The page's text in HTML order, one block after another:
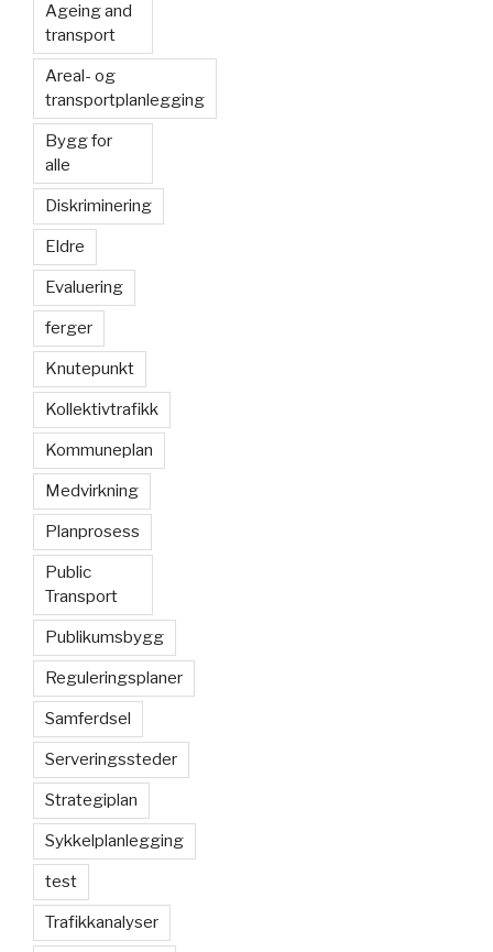
Ageing and
transport
Areal- og
transportplanlegging
Bygg for
alle
Diskriminering
Eldre
Evaluering
ferger
Knutepunkt
Kollektivtrafikk
Kommuneplan
Medvirkning
Planprosess
Public
Transport
Publikumsbygg
Reguleringsplaner
Samferdsel
Serveringssteder
Strategiplan
Sykkelplanlegging
test
Trafikkanalyser